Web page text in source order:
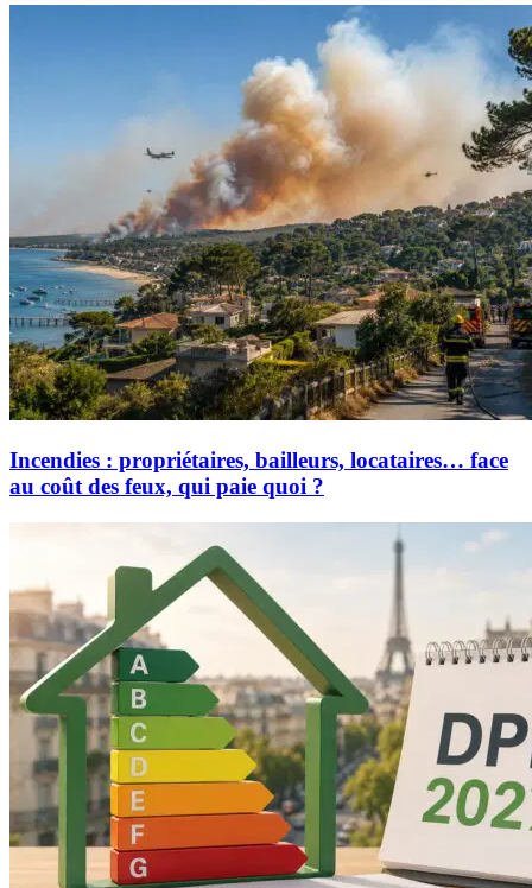
Incendies : propriétaires, bailleurs, locataires… face
au coût des feux, qui paie quoi ?